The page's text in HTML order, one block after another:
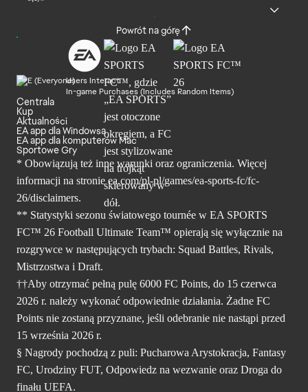
Powrót na górę
Users Interact
In-game Purchases (Includes Random Items)
Centrala
Kup
Aktualności
EA app dla Windowsa
EA app dla komputerów Mac
Sportowe Gry
* Obowiązują też inne warunki oraz ograniczenia. Więcej
informacji na stronie ea.com/pl-pl/games/ea-sports-fc/fc-
26/disclaimers.
** Statystyki sezonu światowego tournée w EA SPORTS
FC™ 26 Football Ultimate Team™ opierają się wyłącznie na
rozgrywce w następujących trybach: Squad Battles, Rivals,
Mistrzostwa i Draft.
††Aby otrzymać pełną pulę 6000 FC Points, do 15 czerwca
2026 r. należy wykonać odpowiednie działania. Żadne FC
Points nie zostaną przyznane, jeśli odebranie nie nastąpi przed
15 września 2026 r.
§ Nagrody pochodzą z puli: Pucharowa Arystokracja, Fantasy
FC, Urodziny FUT, Odpowiedz na wezwanie oraz Droga do
finału UEFA.